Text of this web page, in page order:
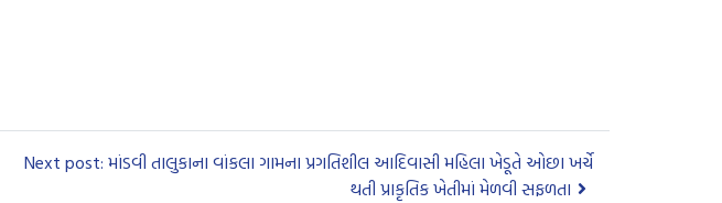
Next post: માંડવી તાલુકાના વાંકલા ગામના પ્રગતિશીલ આદિવાસી મહિલા ખેડૂતે ઓછા ખર્ચે
થતી પ્રાકૃતિક ખેતીમાં મેળવી સફળતા